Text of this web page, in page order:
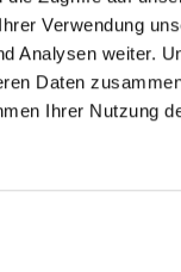
Verwendung
Analysen weiter.
Daten
Ihrer Nutzung
info_outline
+170,90
€